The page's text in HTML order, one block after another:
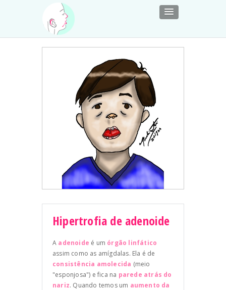
Hipertrofia de adenoide
A adenoide é um órgão linfático
assim como as amígdalas. Ela é de
consistência amolecida (meio
"esponjosa") e fica na parede atrás do
nariz. Quando temos um aumento da